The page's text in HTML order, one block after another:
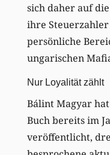
sich daher auf
ihre
persönliche
ungarischen
Nur Loyalität zählt
Bálint Magyar
Buch bereits im
veröffentlicht,